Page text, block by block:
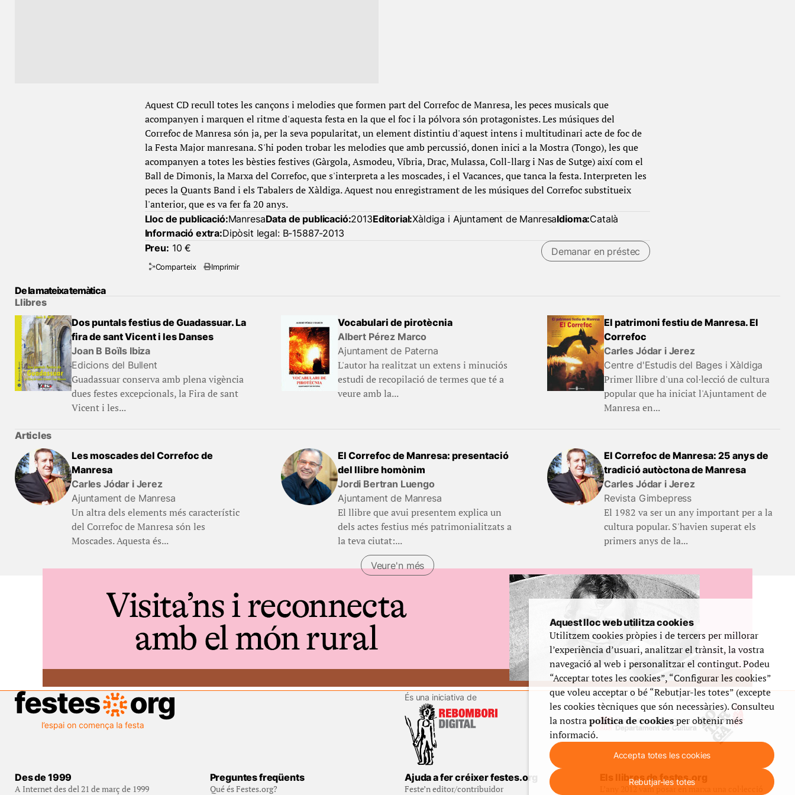
Aquest CD recull totes les cançons i melodies que formen part del Correfoc de Manresa, les peces musicals que
acompanyen i marquen el ritme d'aquesta festa en la que el foc i la pólvora són protagonistes. Les músiques del
Correfoc de Manresa són ja, per la seva popularitat, un element distintiu d'aquest intens i multitudinari acte de foc de
la Festa Major manresana. S'hi poden trobar les melodies que amb percussió, donen inici a la Mostra (Tongo), les que
acompanyen a totes les bèsties festives (Gàrgola, Asmodeu, Víbria, Drac, Mulassa, Coll-llarg i Nas de Sutge) així com el
Ball de Dimonis, la Marxa del Correfoc, que s'interpreta a les moscades, i el Vacances, que tanca la festa. Interpreten les
peces la Quants Band i els Tabalers de Xàldiga. Aquest nou enregistrament de les músiques del Correfoc substitueix
l'anterior, que es va fer fa 20 anys.
Lloc de publicació:ManresaData de publicació:2013Editorial:Xàldiga i Ajuntament de ManresaIdioma:Català
Informació extra:Dipòsit legal: B-15887-2013
Preu: 10 € Demanar en préstec
Comparteix Imprimir
De la mateixa temàtica
Llibres
Dos puntals festius de Guadassuar. La
fira de sant Vicent i les Danses
Joan B Boïls Ibiza
Edicions del Bullent
Guadassuar conserva amb plena vigència
dues festes excepcionals, la Fira de sant
Vicent i les...
Vocabulari de pirotècnia
Albert Pérez Marco
Ajuntament de Paterna
L'autor ha realitzat un extens i minuciós
estudi de recopilació de termes que té a
veure amb la...
El patrimoni festiu de Manresa. El
Correfoc
Carles Jódar i Jerez
Centre d'Estudis del Bages i Xàldiga
Primer llibre d'una col·lecció de cultura
popular que ha iniciat l'Ajuntament de
Manresa en...
Articles
Les moscades del Correfoc de
Manresa
Carles Jódar i Jerez
Ajuntament de Manresa
Un altra dels elements més característic
del Correfoc de Manresa són les
Moscades. Aquesta és...
El Correfoc de Manresa: presentació
del llibre homònim
Jordi Bertran Luengo
Ajuntament de Manresa
El llibre que avui presentem explica un
dels actes festius més patrimonialitzats a
la teva ciutat:...
El Correfoc de Manresa: 25 anys de
tradició autòctona de Manresa
Carles Jódar i Jerez
Revista Gimbepress
El 1982 va ser un any important per a la
cultura popular. S'havien superat els
primers anys de la...
Veure'n més
És una iniciativa de Que compta amb el suport de
Des de 1999
A Internet des del 21 de març de 1999
Preguntes freqüents
Qué és Festes.org?
Ajuda a fer créixer festes.org
Feste’n editor/contribuidor
Els llibres de festes.org
L’any 2012 vam posar en marxa una col·lecció
Aquest lloc web utilitza cookies
Utilitzem cookies pròpies i de tercers per millorar
l’experiència d’usuari, analitzar el trànsit, la vostra
navegació al web i personalitzar el contingut. Podeu
“Acceptar totes les cookies”, “Configurar les cookies”
que voleu acceptar o bé “Rebutjar-les totes” (excepte
les cookies tècniques que són necessàries). Consulteu
la nostrapolítica de cookiesper obtenir més
informació.
Accepta totes les cookies
Rebutjar-les totes